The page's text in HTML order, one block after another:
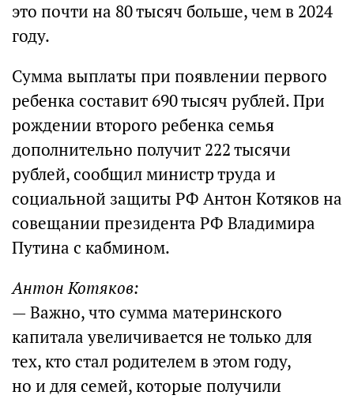
это почти на 80 тысяч больше, чем в 2024
году.
Сумма выплаты при появлении первого
ребенка составит 690 тысяч рублей. При
рождении второго ребенка семья
дополнительно получит 222 тысячи
рублей, сообщил министр труда и
социальной защиты РФ Антон Котяков на
совещании президента РФ Владимира
Путина с кабмином.
Антон Котяков:
— Важно, что сумма материнского
капитала увеличивается не только для
тех, кто стал родителем в этом году,
но и для семей, которые получили